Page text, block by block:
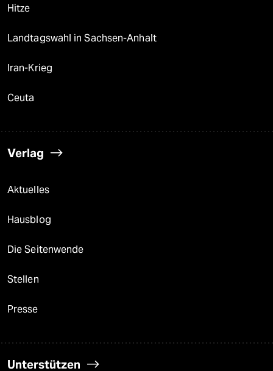
Hitze
Landtagswahl in Sachsen-Anhalt
Iran-Krieg
Ceuta
Verlag
Aktuelles
Hausblog
Die Seitenwende
Stellen
Presse
Unterstützen